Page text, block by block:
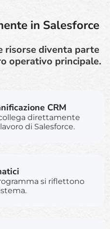
in Salesforce
risorse diventa parte
operativo principale.
CRM
direttamente
di Salesforce.
si riflettono